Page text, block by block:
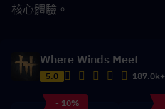
核心體驗。
Where Winds Meet
5.0
- 10%